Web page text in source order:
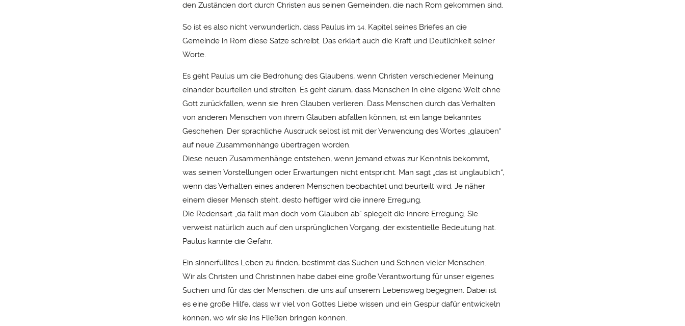
den Zuständen dort durch Christen aus seinen Gemeinden, die nach Rom gekommen sind.
So ist es also nicht verwunderlich, dass Paulus im 14. Kapitel seines Briefes an die
Gemeinde in Rom diese Sätze schreibt. Das erklärt auch die Kraft und Deutlichkeit seiner
Worte.
Es geht Paulus um die Bedrohung des Glaubens, wenn Christen verschiedener Meinung
einander beurteilen und streiten. Es geht darum, dass Menschen in eine eigene Welt ohne
Gott zurückfallen, wenn sie ihren Glauben verlieren. Dass Menschen durch das Verhalten
von anderen Menschen von ihrem Glauben abfallen können, ist ein lange bekanntes
Geschehen. Der sprachliche Ausdruck selbst ist mit der Verwendung des Wortes „glauben“
auf neue Zusammenhänge übertragen worden.
Diese neuen Zusammenhänge entstehen, wenn jemand etwas zur Kenntnis bekommt,
was seinen Vorstellungen oder Erwartungen nicht entspricht. Man sagt „das ist unglaublich“,
wenn das Verhalten eines anderen Menschen beobachtet und beurteilt wird. Je näher
einem dieser Mensch steht, desto heftiger wird die innere Erregung.
Die Redensart „da fällt man doch vom Glauben ab“ spiegelt die innere Erregung. Sie
verweist natürlich auch auf den ursprünglichen Vorgang, der existentielle Bedeutung hat.
Paulus kannte die Gefahr.
Ein sinnerfülltes Leben zu finden, bestimmt das Suchen und Sehnen vieler Menschen.
Wir als Christen und Christinnen habe dabei eine große Verantwortung für unser eigenes
Suchen und für das der Menschen, die uns auf unserem Lebensweg begegnen. Dabei ist
es eine große Hilfe, dass wir viel von Gottes Liebe wissen und ein Gespür dafür entwickeln
können, wo wir sie ins Fließen bringen können.